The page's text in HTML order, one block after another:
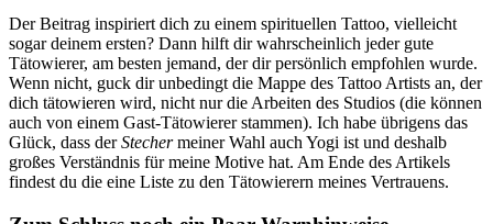
Der Beitrag inspiriert dich zu einem spirituellen Tattoo, vielleicht
sogar deinem ersten? Dann hilft dir wahrscheinlich jeder gute
Tätowierer, am besten jemand, der dir persönlich empfohlen wurde.
Wenn nicht, guck dir unbedingt die Mappe des Tattoo Artists an, der
dich tätowieren wird, nicht nur die Arbeiten des Studios (die können
auch von einem Gast-Tätowierer stammen). Ich habe übrigens das
Glück, dass derStechermeiner Wahl auch Yogi ist und deshalb
großes Verständnis für meine Motive hat. Am Ende des Artikels
findest du die eine Liste zu den Tätowierern meines Vertrauens.